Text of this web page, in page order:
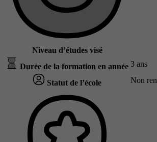
Niveau d’études visé
Durée de la formation en année 3 ans
Statut de l’école Non